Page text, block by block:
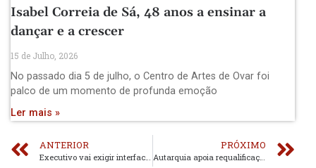
Isabel Correia de Sá, 48 anos a ensinar a
dançar e a crescer
15 de Julho, 2026
No passado dia 5 de julho, o Centro de Artes de Ovar foi
palco de um momento de profunda emoção
Ler mais »
ANTERIOR
Executivo vai exigir interface com ligação à Linha do Vouga
PRÓXIMO
Autarquia apoia requalificação do edifício da Junta de Freguesia de Romariz